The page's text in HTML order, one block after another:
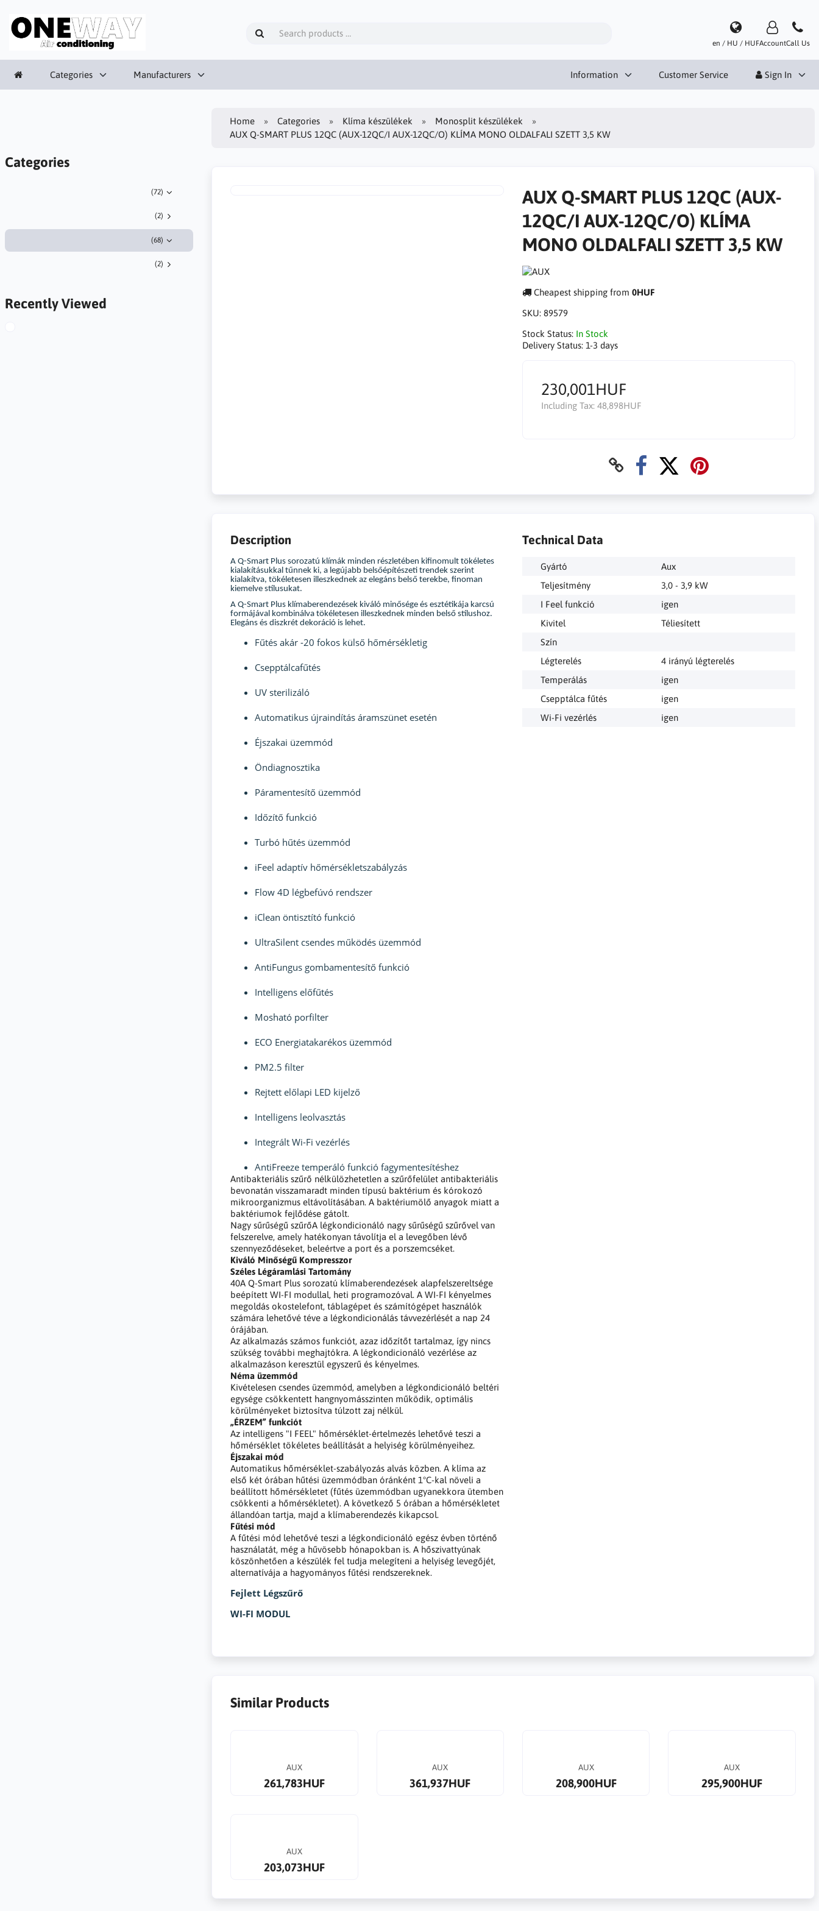
en / HU / HUFAccountCall Us
Categories Manufacturers Information Customer Service Sign In
Categories
(72)
(2)
(68)
(2)
Recently Viewed
Home Categories Klíma készülékek
Monosplit készülékek
AUX Q-SMART PLUS 12QC (AUX-12QC/I AUX-12QC/O) KLÍMA MONO OLDALFALI SZETT 3,5 KW
AUX Q-SMART PLUS 12QC (AUX-
12QC/I AUX-12QC/O) KLÍMA
MONO OLDALFALI SZETT 3,5 KW
Cheapest shipping from 0HUF
SKU: 89579
Stock Status: In Stock
Delivery Status: 1-3 days
230,001HUF
Including Tax: 48,898HUF
Description
A Q-Smart Plus sorozatú klímák minden részletében kifinomult tökéletes
kialakításukkal tűnnek ki, a legújabb belsőépítészeti trendek szerint
kialakítva, tökéletesen illeszkednek az elegáns belső terekbe, finoman
kiemelve stílusukat.
A Q-Smart Plus klímaberendezések kiváló minősége és esztétikája karcsú
formájával kombinálva tökéletesen illeszkednek minden belső stílushoz.
Elegáns és diszkrét dekoráció is lehet.
Fűtés akár -20 fokos külső hőmérsékletig
Csepptálcafűtés
UV sterilizáló
Automatikus újraindítás áramszünet esetén
Éjszakai üzemmód
Öndiagnosztika
Páramentesítő üzemmód
Időzítő funkció
Turbó hűtés üzemmód
iFeel adaptív hőmérsékletszabályzás
Flow 4D légbefúvó rendszer
iClean öntisztító funkció
UltraSilent csendes működés üzemmód
AntiFungus gombamentesítő funkció
Intelligens előfűtés
Mosható porfilter
ECO Energiatakarékos üzemmód
PM2.5 filter
Rejtett előlapi LED kijelző
Intelligens leolvasztás
Integrált Wi-Fi vezérlés
AntiFreeze temperáló funkció fagymentesítéshez
Antibakteriális szűrő nélkülözhetetlen a szűrőfelület antibakteriális
bevonatán visszamaradt minden típusú baktérium és kórokozó
mikroorganizmus eltávolításában. A baktériumölő anyagok miatt a
baktériumok fejlődése gátolt.
Nagy sűrűségű szűrőA légkondicionáló nagy sűrűségű szűrővel van
felszerelve, amely hatékonyan távolítja el a levegőben lévő
szennyeződéseket, beleértve a port és a porszemcséket.
Kiváló Minőségű Kompresszor
Széles Légáramlási Tartomány
40A Q-Smart Plus sorozatú klímaberendezések alapfelszereltsége
beépített WI-FI modullal, heti programozóval. A WI-FI kényelmes
megoldás okostelefont, táblagépet és számítógépet használók
számára lehetővé téve a légkondicionálás távvezérlését a nap 24
órájában.
Az alkalmazás számos funkciót, azaz időzítőt tartalmaz, így nincs
szükség további meghajtókra. A légkondicionáló vezérlése az
alkalmazáson keresztül egyszerű és kényelmes.
Néma üzemmód
Kivételesen csendes üzemmód, amelyben a légkondicionáló beltéri
egysége csökkentett hangnyomásszinten működik, optimális
körülményeket biztosítva túlzott zaj nélkül.
„ÉRZEM” funkciót
Az intelligens "I FEEL" hőmérséklet-értelmezés lehetővé teszi a
hőmérséklet tökéletes beállítását a helyiség körülményeihez.
Éjszakai mód
Automatikus hőmérséklet-szabályozás alvás közben. A klíma az
első két órában hűtési üzemmódban óránként 1°C-kal növeli a
beállított hőmérsékletet (fűtés üzemmódban ugyanekkora ütemben
csökkenti a hőmérsékletet). A következő 5 órában a hőmérsékletet
állandóan tartja, majd a klímaberendezés kikapcsol.
Fűtési mód
A fűtési mód lehetővé teszi a légkondicionáló egész évben történő
használatát, még a hűvösebb hónapokban is. A hőszivattyúnak
köszönhetően a készülék fel tudja melegíteni a helyiség levegőjét,
alternatívája a hagyományos fűtési rendszereknek.
Fejlett Légszűrő
WI-FI MODUL
Technical Data
Gyártó
Aux
Teljesítmény
3,0 - 3,9 kW
I Feel funkció
igen
Kivitel
Téliesített
Szín
Légterelés
4 irányú légterelés
Temperálás
igen
Csepptálca fűtés
igen
Wi-Fi vezérlés
igen
Similar Products
AUX
261,783HUF
AUX
361,937HUF
AUX
208,900HUF
AUX
295,900HUF
AUX
203,073HUF